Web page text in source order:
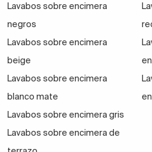
Un lavabo cuadrado
o dos?
colocar dos lavamanos
simetría visual y resulta muy
baño es pequeño, no será la
robará demasiado sitio en el
Lavabos sobre encimera
negros
Lavabos sobre encimera
beige
Lavabos sobre encimera
blanco mate
Lavabos sobre encimera gris
Lavabos sobre encimera de